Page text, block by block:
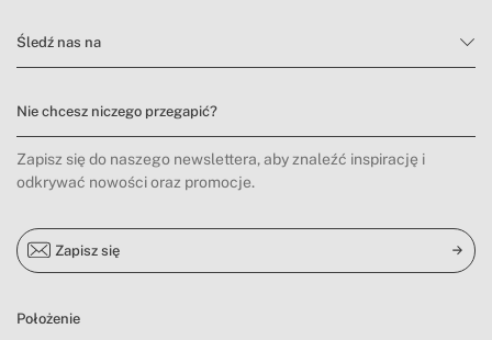
Śledź nas na
Nie chcesz niczego przegapić?
Zapisz się do naszego newslettera, aby znaleźć inspirację i
odkrywać nowości oraz promocje.
Zapisz się
Położenie